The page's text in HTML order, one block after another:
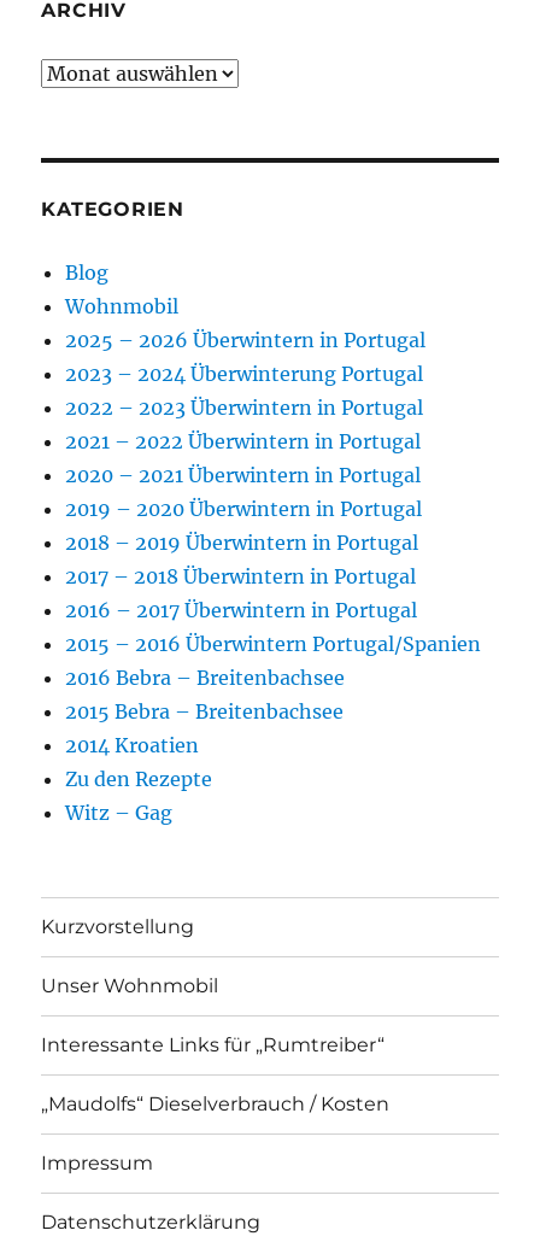
ARCHIV
Archiv
KATEGORIEN
Blog
Wohnmobil
2025 – 2026 Überwintern in Portugal
2023 – 2024 Überwinterung Portugal
2022 – 2023 Überwintern in Portugal
2021 – 2022 Überwintern in Portugal
2020 – 2021 Überwintern in Portugal
2019 – 2020 Überwintern in Portugal
2018 – 2019 Überwintern in Portugal
2017 – 2018 Überwintern in Portugal
2016 – 2017 Überwintern in Portugal
2015 – 2016 Überwintern Portugal/Spanien
2016 Bebra – Breitenbachsee
2015 Bebra – Breitenbachsee
2014 Kroatien
Zu den Rezepte
Witz – Gag
Kurzvorstellung
Unser Wohnmobil
Interessante Links für „Rumtreiber“
„Maudolfs“ Dieselverbrauch / Kosten
Impressum
Datenschutzerklärung